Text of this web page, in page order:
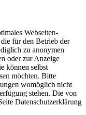
Webseiten-
für den Betrieb der
zu anonymen
oder zur Anzeige
können selbst
möchten. Bitte
womöglich nicht
stehen. Die von
Datenschutzerklärung